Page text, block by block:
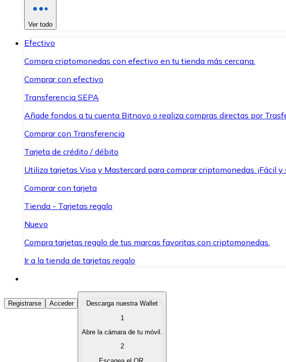
Ver todo
Efectivo
Compra criptomonedas con efectivo en tu tienda más cercana.
Comprar con efectivo
Transferencia SEPA
Añade fondos a tu cuenta Bitnovo o realiza compras directas por
Comprar con Transferencia
Tarjeta de crédito / débito
Utiliza tarjetas Visa y Mastercard para comprar criptomonedas. ¡Fácil y
Comprar con tarjeta
Tienda - Tarjetas regalo
Nuevo
Compra tarjetas regalo de tus marcas favoritas con criptomonedas.
Ir a la tienda de tarjetas regalo
Comprar Criptomonedas
Compra criptomonedas con diferentes métodos de pago.
Vende tus criptomonedas de forma rápida y segura.
Registrarse Acceder
Descarga nuestra Wallet
1
Abre la cámara de tu móvil.
2